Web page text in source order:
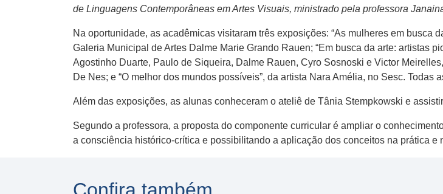
de Linguagens Contemporâneas em Artes Visuais, ministrado pela professora
Na oportunidade, as acadêmicas visitaram três exposições: “As mulheres em busca
Galeria Municipal de Artes Dalme Marie Grando Rauen; “Em busca da arte: artistas
Agostinho Duarte, Paulo de Siqueira, Dalme Rauen, Cyro Sosnoski e Victor
De Nes; e “O melhor dos mundos possíveis”, da artista Nara Amélia, no Sesc.
Além das exposições, as alunas conheceram o ateliê de Tânia Stempkowski e
Segundo a professora, a proposta do componente curricular é ampliar o
a consciência histórico-crítica e possibilitando a aplicação dos conceitos na prática e